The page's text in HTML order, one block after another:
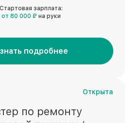
Стартовая зарплата:
от 80 000 ₽ на руки
подробнее
Открыта
по ремонту